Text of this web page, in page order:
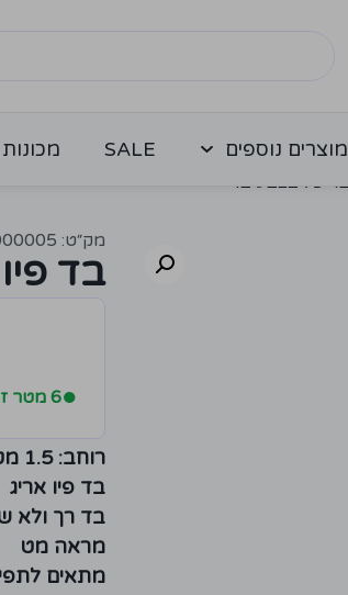
מוצרים נוספים SALE
מק״ט: PIU000005
בד
●6 מטר זמין במלאי
רוחב: 1.5 מטר
בד פיו אריג
בד רך ולא
מראה מט
מתאים